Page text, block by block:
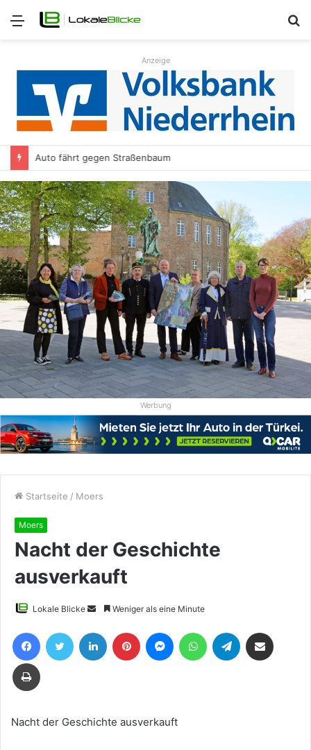
Menü
Anzeige
Auto fährt gegen Straßenbaum
Werbung
Startseite / Moers
Moers
Nacht der Geschichte
ausverkauft
Lokale Blicke
Sende
eine
E-
Weniger als eine Minute
FacebookTwitter LinkedIn Pinterest MessengerWhatsAppTelegram
Drucken
Nacht der Geschichte ausverkauft